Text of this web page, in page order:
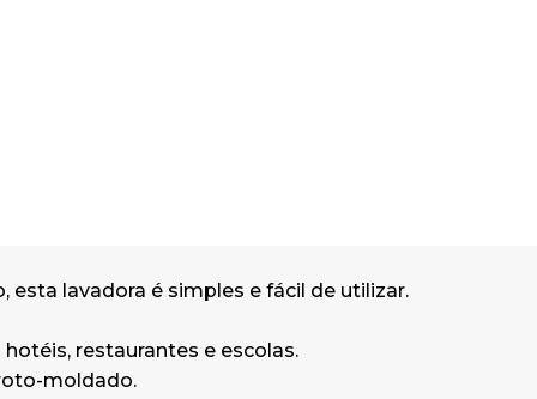
lavadora é simples e fácil de utilizar.
restaurantes e escolas.
moldado.